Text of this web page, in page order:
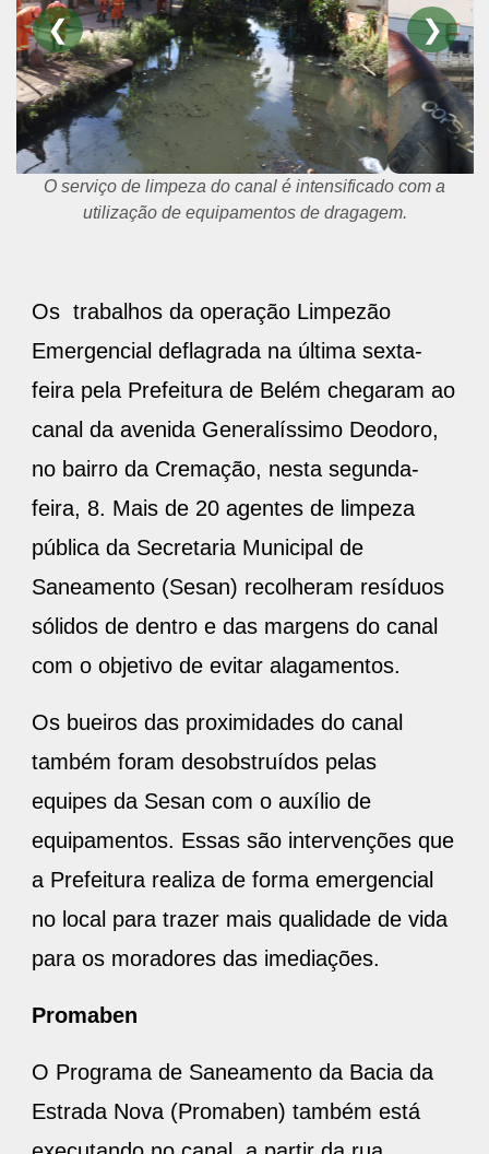
❮ ❯
O serviço de limpeza do canal é intensificado com a
utilização de equipamentos de dragagem.
Os trabalhos da operação Limpezão
Emergencial deflagrada na última sexta-
feira pela Prefeitura de Belém chegaram ao
canal da avenida Generalíssimo Deodoro,
no bairro da Cremação, nesta segunda-
feira, 8. Mais de 20 agentes de limpeza
pública da Secretaria Municipal de
Saneamento (Sesan) recolheram resíduos
sólidos de dentro e das margens do canal
com o objetivo de evitar alagamentos.
Os bueiros das proximidades do canal
também foram desobstruídos pelas
equipes da Sesan com o auxílio de
equipamentos. Essas são intervenções que
a Prefeitura realiza de forma emergencial
no local para trazer mais qualidade de vida
para os moradores das imediações.
Promaben
O Programa de Saneamento da Bacia da
Estrada Nova (Promaben) também está